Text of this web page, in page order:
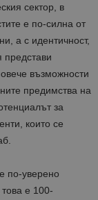
сектор, в
е по-силна от
а с идентичност,
представи
възможности
предимства на
за
които се
по-уверено
е 100-